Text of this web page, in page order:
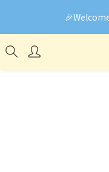
網頁系統升級中，部